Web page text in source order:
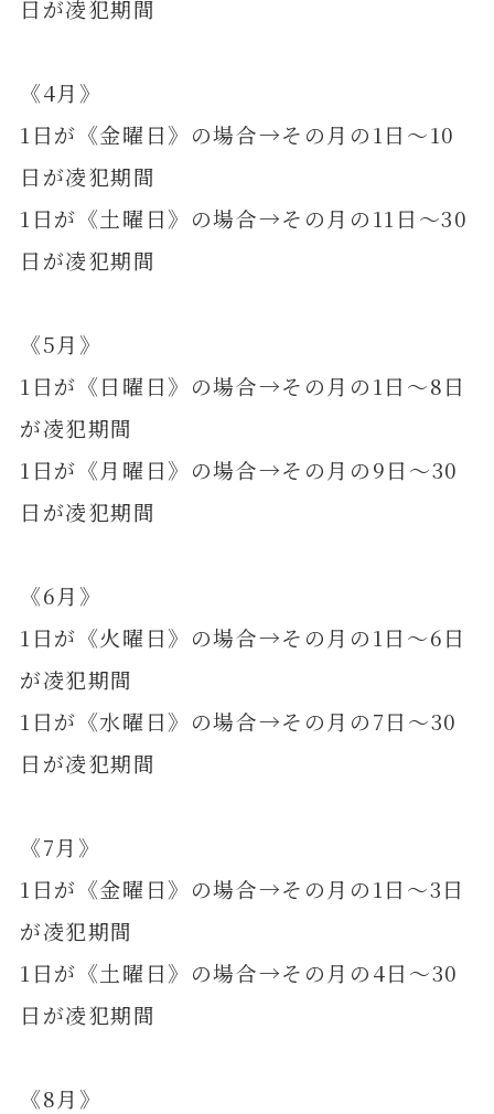
日が凌犯期間
《4月》
1日が《金曜日》の場合→その月の1日～10
日が凌犯期間
1日が《土曜日》の場合→その月の11日～30
日が凌犯期間
《5月》
1日が《日曜日》の場合→その月の1日～8日
が凌犯期間
1日が《月曜日》の場合→その月の9日～30
日が凌犯期間
《6月》
1日が《火曜日》の場合→その月の1日～6日
が凌犯期間
1日が《水曜日》の場合→その月の7日～30
日が凌犯期間
《7月》
1日が《金曜日》の場合→その月の1日～3日
が凌犯期間
1日が《土曜日》の場合→その月の4日～30
日が凌犯期間
《8月》